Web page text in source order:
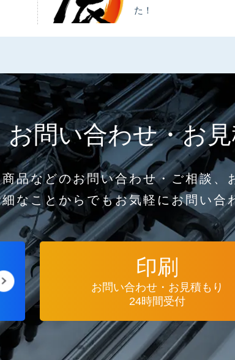
た！
お問い合わせ・お
品などのお問い合わせ・ご相談、
細なことからでもお気軽にお問い合
印刷
お問い合わせ・お見積もり
24時間受付